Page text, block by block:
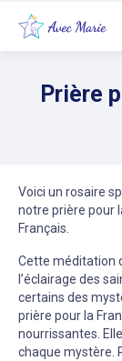
Prière
Voici un rosaire
notre prière pour
Français.
Cette méditation
l’éclairage des
certains des
prière pour la
nourrissantes.
chaque mystère.